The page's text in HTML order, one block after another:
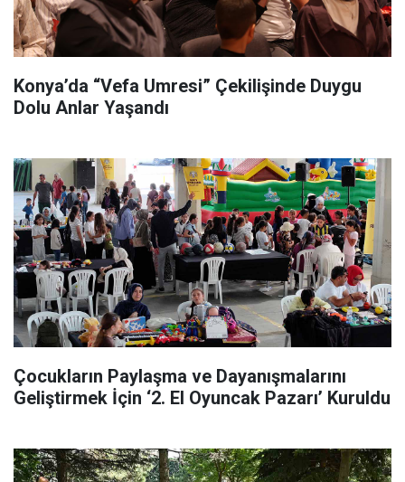
Konya’da “Vefa Umresi” Çekilişinde Duygu
Dolu Anlar Yaşandı
Çocukların Paylaşma ve Dayanışmalarını
Geliştirmek İçin ‘2. El Oyuncak Pazarı’ Kuruldu